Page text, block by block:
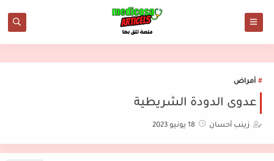
أمراض
عدوى الدودة الشريطية
زينب أحسان 18 يونيو 2023